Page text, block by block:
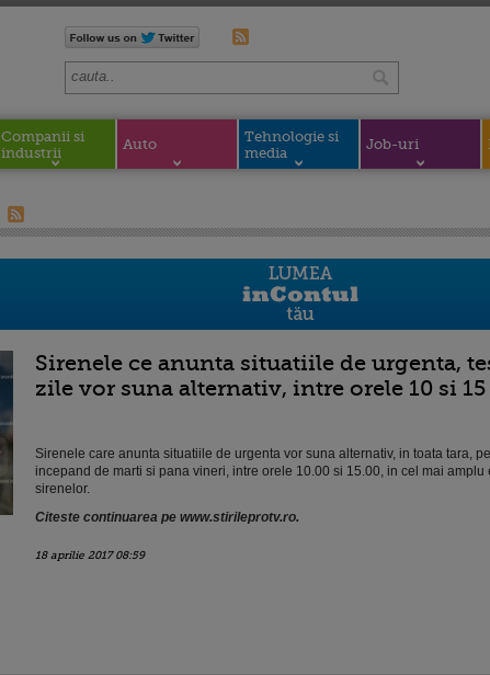
Companii si
industrii
Auto
Tehnologie si
media
Job-uri
Sirenele ce anunta situatiile de urgenta,
zile vor suna alternativ, intre orele 10 si 15
Sirenele care anunta situatiile de urgenta vor suna alternativ, in toata tara,
incepand de marti si pana vineri, intre orele 10.00 si 15.00, in cel mai amplu
sirenelor.
Citeste continuarea pe www.stirileprotv.ro.
18 aprilie 2017 08:59